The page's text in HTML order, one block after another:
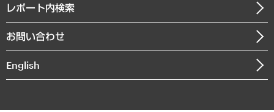
まちづくり・観光・交通・スポーツ・スマートシティ
自然資源・農林水産業・食料システム
沿革
組織図・本部部室紹介
インドネシア現地法人
個人情報保護方針
レポート内検索
お問い合わせ
English